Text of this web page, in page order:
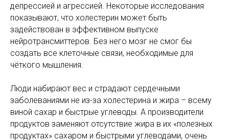
депрессией и агрессией. Некоторые исследования
показывают, что холестерин может быть
задействован в эффективном выпуске
нейротрансмиттеров. Без него мозг не смог бы
создать все клеточные связи, необходимые для
чёткого мышления.
Люди набирают вес и страдают сердечными
заболеваниями не из-за холестерина и жира – всему
виной сахар и быстрые углеводы. А производители
продуктов заменяют отсутствие жира в их «полезных
продуктах» сахаром и быстрыми углеводами, очень